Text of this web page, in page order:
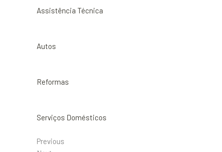
Assistência Técnica
Autos
Reformas
Serviços Domésticos
Previous